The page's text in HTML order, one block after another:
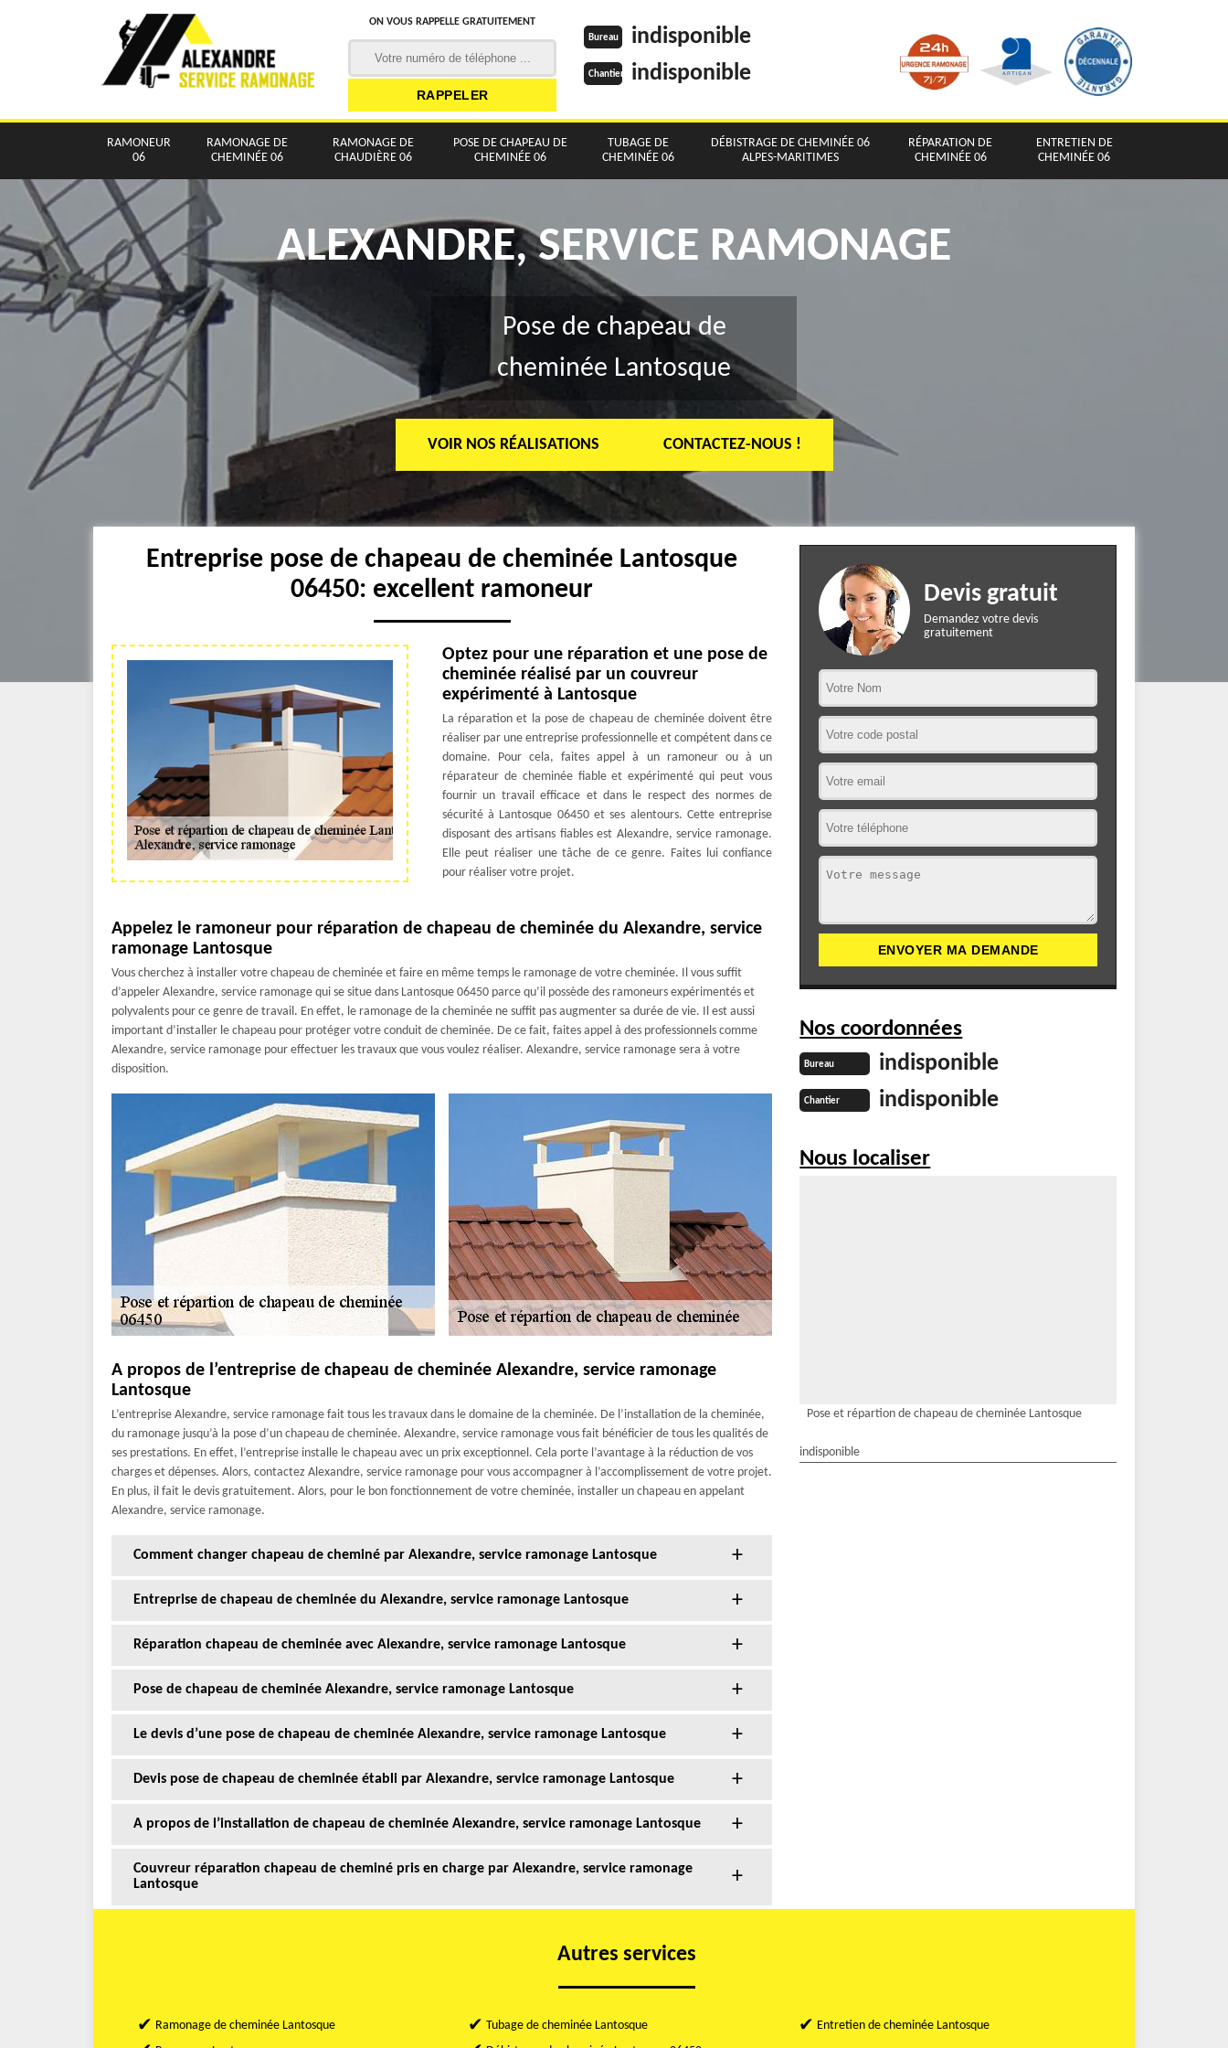
ON VOUS RAPPELLE GRATUITEMENT
Bureau indisponible
Chantier indisponible
RAMONEUR
06
RAMONAGE DE
CHEMINÉE 06
RAMONAGE DE
CHAUDIÈRE 06
POSE DE CHAPEAU DE
CHEMINÉE 06
TUBAGE DE
CHEMINÉE 06
DÉBISTRAGE DE CHEMINÉE 06
ALPES-MARITIMES
RÉPARATION DE
CHEMINÉE 06
ENTRETIEN DE
CHEMINÉE 06
ALEXANDRE, SERVICE RAMONAGE
Pose de chapeau de
cheminée Lantosque
VOIR NOS RÉALISATIONS CONTACTEZ-NOUS !
Entreprise pose de chapeau de cheminée Lantosque
06450: excellent ramoneur
Optez pour une réparation et une pose de
cheminée réalisé par un couvreur
expérimenté à Lantosque
La réparation et la pose de chapeau de cheminée doivent être
réaliser par une entreprise professionnelle et compétent dans ce
domaine. Pour cela, faites appel à un ramoneur ou à un
réparateur de cheminée fiable et expérimenté qui peut vous
fournir un travail efficace et dans le respect des normes de
sécurité à Lantosque 06450 et ses alentours. Cette entreprise
disposant des artisans fiables est Alexandre, service ramonage.
Elle peut réaliser une tâche de ce genre. Faites lui confiance
pour réaliser votre projet.
Appelez le ramoneur pour réparation de chapeau de cheminée du Alexandre, service
ramonage Lantosque
Vous cherchez à installer votre chapeau de cheminée et faire en même temps le ramonage de votre cheminée. Il vous suffit
d’appeler Alexandre, service ramonage qui se situe dans Lantosque 06450 parce qu’il possède des ramoneurs expérimentés et
polyvalents pour ce genre de travail. En effet, le ramonage de la cheminée ne suffit pas augmenter sa durée de vie. Il est aussi
important d’installer le chapeau pour protéger votre conduit de cheminée. De ce fait, faites appel à des professionnels comme
Alexandre, service ramonage pour effectuer les travaux que vous voulez réaliser. Alexandre, service ramonage sera à votre
disposition.
A propos de l’entreprise de chapeau de cheminée Alexandre, service ramonage
Lantosque
L’entreprise Alexandre, service ramonage fait tous les travaux dans le domaine de la cheminée. De l’installation de la cheminée,
du ramonage jusqu’à la pose d’un chapeau de cheminée. Alexandre, service ramonage vous fait bénéficier de tous les qualités de
ses prestations. En effet, l’entreprise installe le chapeau avec un prix exceptionnel. Cela porte l’avantage à la réduction de vos
charges et dépenses. Alors, contactez Alexandre, service ramonage pour vous accompagner à l’accomplissement de votre projet.
En plus, il fait le devis gratuitement. Alors, pour le bon fonctionnement de votre cheminée, installer un chapeau en appelant
Alexandre, service ramonage.
Comment changer chapeau de cheminé par Alexandre, service ramonage Lantosque
Entreprise de chapeau de cheminée du Alexandre, service ramonage Lantosque
Réparation chapeau de cheminée avec Alexandre, service ramonage Lantosque
Pose de chapeau de cheminée Alexandre, service ramonage Lantosque
Le devis d’une pose de chapeau de cheminée Alexandre, service ramonage Lantosque
Devis pose de chapeau de cheminée établi par Alexandre, service ramonage Lantosque
A propos de l’installation de chapeau de cheminée Alexandre, service ramonage Lantosque
Couvreur réparation chapeau de cheminé pris en charge par Alexandre, service ramonage
Lantosque
Devis gratuit
Demandez votre devis
gratuitement
Nos coordonnées
Bureau indisponible
Chantier indisponible
Nous localiser
Pose et répartion de chapeau de cheminée Lantosque
indisponible
Autres services
Ramonage de cheminée Lantosque
Tubage de cheminée Lantosque
Entretien de cheminée Lantosque